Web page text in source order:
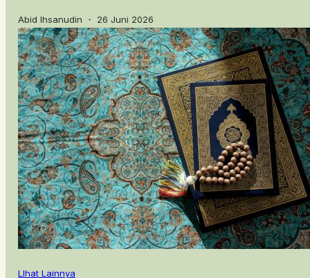
Abid Ihsanudin ・ 26 Juni 2026
LIhat Lainnya